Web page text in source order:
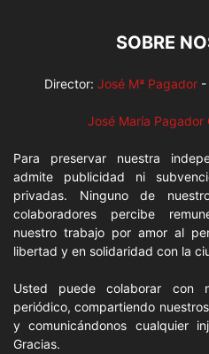
SOBRE
Director: José Mª Pagador-
José María Pagador
Para preservar nuestra
admite publicidad ni
privadas. Ninguno de
colaboradores percibe
nuestro trabajo por amor al
libertad y en solidaridad con la
Usted puede colaborar con
periódico, compartiendo
y comunicándonos cualquier
Gracias.